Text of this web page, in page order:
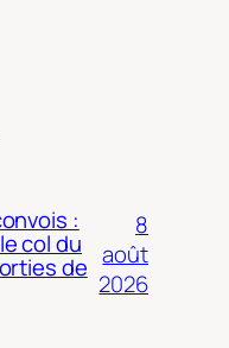
:
col du
de
8
août
2026